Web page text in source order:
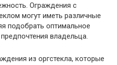
Ограждения с
могут иметь различные
подобрать оптимальное
владельца.
из оргстекла, которые